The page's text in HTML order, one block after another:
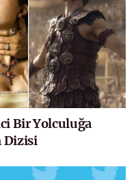
Bir Yolculuğa
Dizisi